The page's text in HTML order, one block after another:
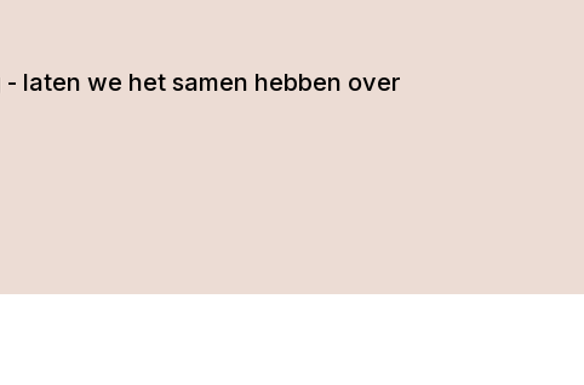
laten we het samen hebben over